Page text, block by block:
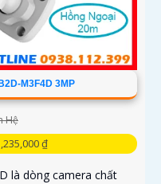
M3F4D 3MP
Hệ
₫
là dòng camera chất